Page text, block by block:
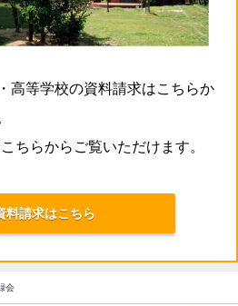
高等学校の資料請求はこちらか
ちらからご覧いただけます。
料請求はこちら
会